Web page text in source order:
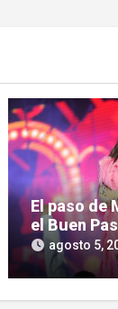
El paso de
el Buen
pantalla
serie
agosto 5,